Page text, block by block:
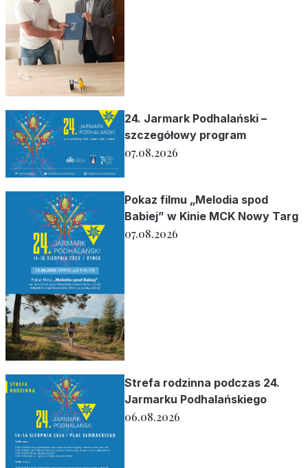
24. Jarmark Podhalański –
szczegółowy program
07.08.2026
Pokaz filmu „Melodia spod
Babiej” w Kinie MCK Nowy Targ
07.08.2026
Strefa rodzinna podczas 24.
Jarmarku Podhalańskiego
06.08.2026